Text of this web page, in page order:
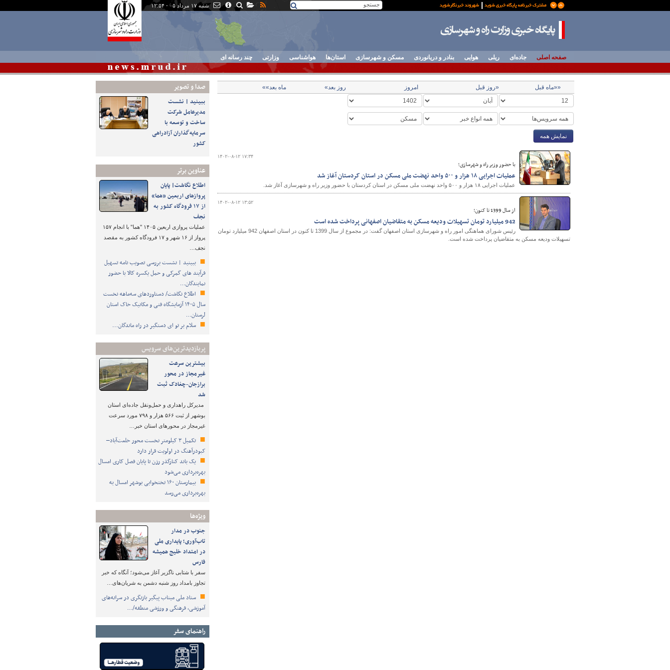
شنبه ۱۷ مرداد ۰۵ - ۱۲:۵۴
صفحه اصلی جاده‌ای ریلی هوایی بنادر و دریانوردی مسکن و شهرسازی استان‌ها هواشناسی وزارتی چند رسانه ای
صدا و تصوير
ببینید | نشست
مدیرعامل شرکت
ساخت و توسعه با
سرمایه‌گذاران آزادراهی
کشور
عناوین برتر
اطلاع نگاشت| پایان
پروازهای اربعین «هما»
از ۱۷ فرودگاه کشور به
نجف
عملیات پروازی اربعین ۱۴۰۵ "هما" با انجام ۱۵۷
پرواز از ۱۶ شهر و ۱۷ فرودگاه کشور به مقصد
نجف…
ببینید | نشست بررسی تصویب نامه تسهیل
فرآیند های گمرکی و حمل یکسره کالا با حضور
نمایندگان…
اطلاع نگاشت/ دستاوردهای سه‌ماهه نخست
سال ۱۴۰۵ آزمایشگاه فنی و مکانیک خاک استان
لرستان…
سلام بر تو ای دستگیر در راه ماندگان...
پربازدیدترین‌های سرویس
بیشترین سرعت
غیرمجاز در محور
برازجان-چغادک ثبت
شد
مدیرکل راهداری و حمل‌ونقل جاده‌ای استان
بوشهر از ثبت ۵۶۶ هزار و ۷۹۸ مورد سرعت
غیرمجاز در محورهای استان خبر…
تکمیل ۳ کیلومتر نخست محور خلعت‌آباد–
کبودرآهنگ در اولویت قرار دارد
یک باند کنارگذر رزن تا پایان فصل کاری امسال
بهره‌برداری می‌شود
بیمارستان ۱۶۰ تختخوابی بوشهر امسال به
بهره‌برداری می‌رسد
ویژه‌ها
جنوب در مدار
تاب‌آوری؛ پایداری ملی
در امتداد خلیج همیشه
فارس
سفر با شتابی ناگزیر آغاز می‌شود؛ آنگاه که خبر
تجاوز بامداد روز شنبه دشمن به شریان‌های…
ستاد ملی میناب پیگیر بازنگری در سرانه‌های
آموزشی، فرهنگی و ورزشی منطقه/…
راهنمای سفر
««ماه قبل «روز قبل امروز روز بعد» ماه بعد»»
نمایش همه
۱۴۰۲-۰۸-۱۲ ۱۷:۳۴
با حضور وزیر راه و شهرسازی؛
عملیات اجرایی ۱۸ هزار و ۵۰۰ واحد نهضت ملی مسکن در استان کردستان آغاز شد
عملیات اجرایی ۱۸ هزار و ۵۰۰ واحد نهضت ملی مسکن در استان کردستان با حضور وزیر راه و شهرسازی آغاز شد.
۱۴۰۲-۰۸-۱۲ ۱۳:۵۲
از سال 1399 تا کنون؛
942 میلیارد تومان تسهیلات ودیعه مسکن به متقاضیان اصفهانی پرداخت شده است
رئیس شورای هماهنگی امور راه و شهرسازی استان اصفهان گفت: در مجموع از سال 1399 تا کنون در استان اصفهان 942 میلیارد تومان
تسهیلات ودیعه مسکن به متقاضیان پرداخت شده است.